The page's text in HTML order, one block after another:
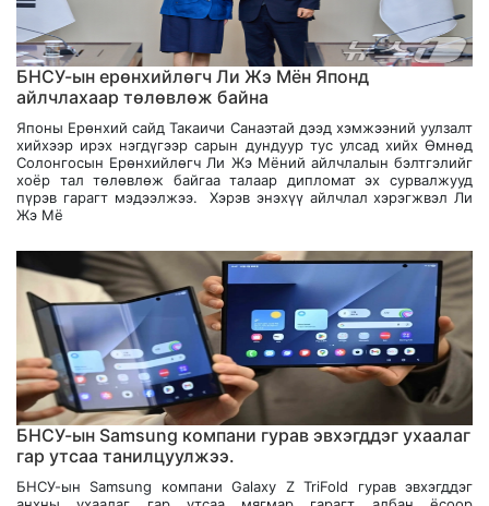
БНСУ-ын ерөнхийлөгч Ли Жэ Мён Японд
айлчлахаар төлөвлөж байна
Японы Ерөнхий сайд Такаичи Санаэтай дээд хэмжээний уулзалт
хийхээр ирэх нэгдүгээр сарын дундуур тус улсад хийх Өмнөд
Солонгосын Ерөнхийлөгч Ли Жэ Мёний айлчлалын бэлтгэлийг
хоёр тал төлөвлөж байгаа талаар дипломат эх сурвалжууд
пүрэв гарагт мэдээлжээ. Хэрэв энэхүү айлчлал хэрэгжвэл Ли
Жэ Мё
БНСУ-ын Samsung компани гурав эвхэгддэг ухаалаг
гар утсаа танилцуулжээ.
БНСУ-ын Samsung компани Galaxy Z TriFold гурав эвхэгддэг